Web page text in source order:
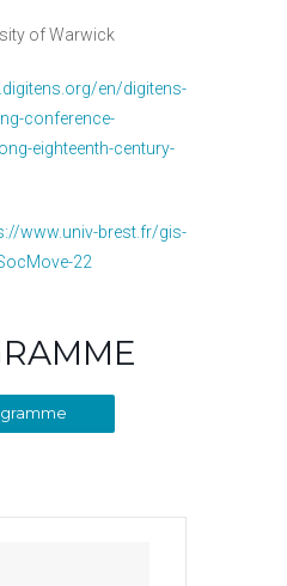
of Warwick
en/digitens-
conference-
eighteenth-century-
www.univ-brest.fr/gis-
22